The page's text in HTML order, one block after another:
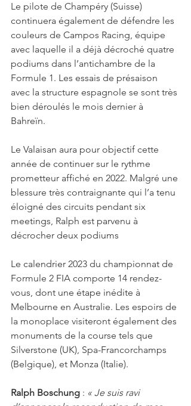
Le pilote de Champéry (Suisse)
continuera également de défendre les
couleurs de Campos Racing, équipe
avec laquelle il a déjà décroché quatre
podiums dans l’antichambre de la
Formule 1. Les essais de présaison
avec la structure espagnole se sont très
bien déroulés le mois dernier à
Bahreïn.
Le Valaisan aura pour objectif cette
année de continuer sur le rythme
prometteur affiché en 2022. Malgré une
blessure très contraignante qui l’a tenu
éloigné des circuits pendant six
meetings, Ralph est parvenu à
décrocher deux podiums
Le calendrier 2023 du championnat de
Formule 2 FIA comporte 14 rendez-
vous, dont une étape inédite à
Melbourne en Australie. Les espoirs de
la monoplace visiteront également des
monuments de la course tels que
Silverstone (UK), Spa-Francorchamps
(Belgique), et Monza (Italie).
Ralph Boschung : « Je suis ravi